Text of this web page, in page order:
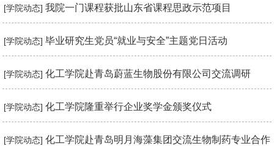
[学院动态]我院一门课程获批山东省课程思政示范项目
[学院动态]毕业研究生党员“就业与安全”主题党日活动
[学院动态]化工学院赴青岛蔚蓝生物股份有限公司交流调研
[学院动态]化工学院隆重举行企业奖学金颁奖仪式
[学院动态]化工学院赴青岛明月海藻集团交流生物制药专业合作